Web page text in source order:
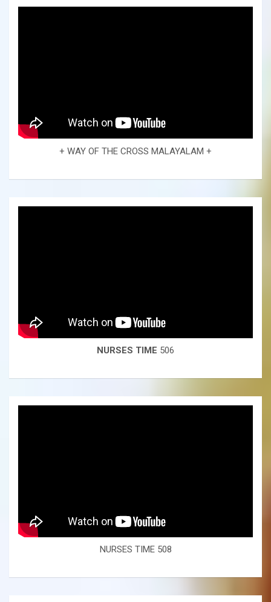
+ WAY OF THE CROSS MALAYALAM +
NURSES TIME 506
NURSES TIME 508